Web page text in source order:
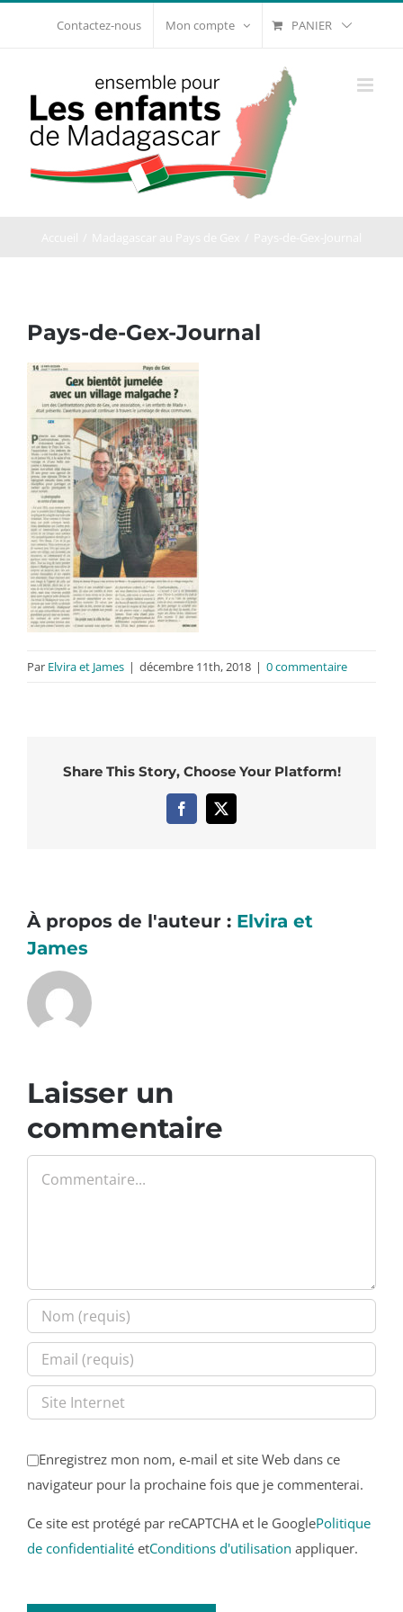
Contactez-nous Mon compte PANIER
Pays-de-Gex-Journal
Par Elvira et James | décembre 11th, 2018 | 0 commentaire
Share This Story, Choose Your Platform!
Facebook
X
À propos de l'auteur : Elvira et
James
Laisser un
commentaire
Enregistrez mon nom, e-mail et site Web dans ce
navigateur pour la prochaine fois que je commenterai.
Ce site est protégé par reCAPTCHA et le GooglePolitique
de confidentialité etConditions d'utilisation appliquer.